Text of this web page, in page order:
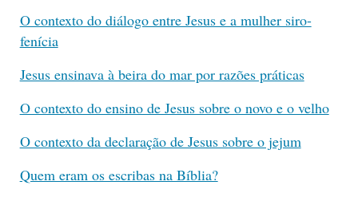
O contexto do diálogo entre Jesus e a mulher siro-
fenícia
Jesus ensinava à beira do mar por razões práticas
O contexto do ensino de Jesus sobre o novo e o velho
O contexto da declaração de Jesus sobre o jejum
Quem eram os escribas na Bíblia?